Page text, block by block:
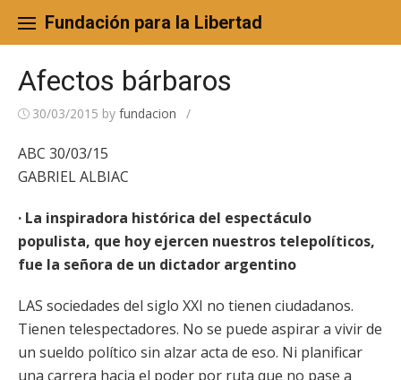
content
Fundación para la Libertad
Afectos bárbaros
30/03/2015 by fundacion /
ABC 30/03/15
GABRIEL ALBIAC
· La inspiradora histórica del espectáculo
populista, que hoy ejercen nuestros telepolíticos,
fue la señora de un dictador argentino
LAS sociedades del siglo XXI no tienen ciudadanos.
Tienen telespectadores. No se puede aspirar a vivir de
un sueldo político sin alzar acta de eso. Ni planificar
una carrera hacia el poder por ruta que no pase a